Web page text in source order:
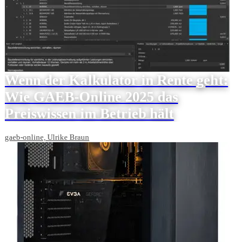
Wenn der Kalkulator in Rente geht:
Wie GAEB-Online 2025 das
Preiswissen im Betrieb hält
gaeb-online, Ulrike Braun